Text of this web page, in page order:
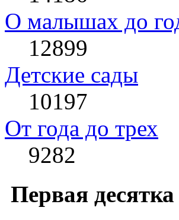
О малышах до
12899
Детские сады
10197
От года до трех
9282
Первая